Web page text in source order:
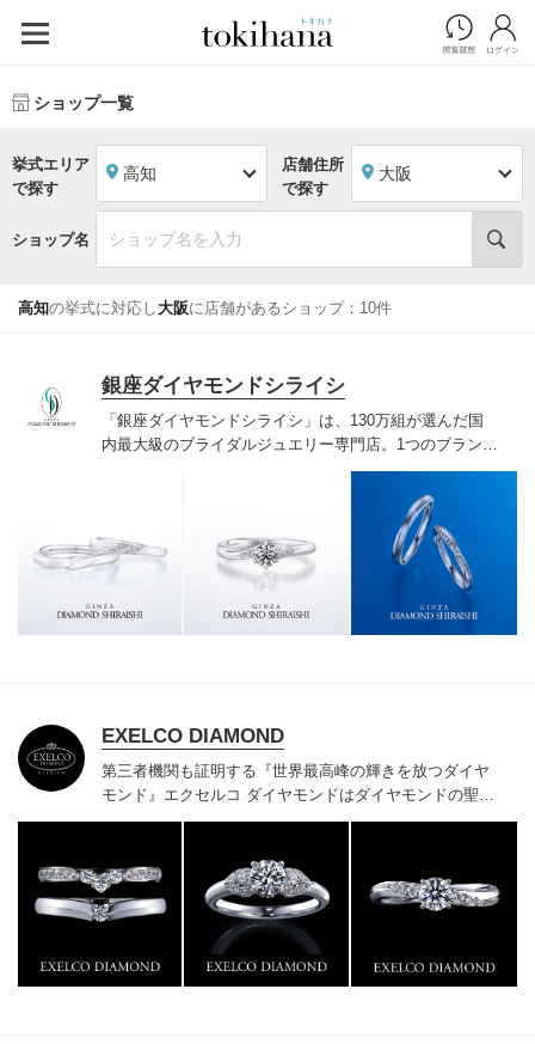
ショップ一覧
挙式エリア
で探す
高知
店舗住所
で探す
大阪
ショップ名
高知の挙式に対応し大阪に店舗があるショップ：10件
銀座ダイヤモンドシライシ
「銀座ダイヤモンドシライシ」は、130万組が選んだ国
内最大級のブライダルジュエリー専門店。1つのブランド
では国内最大級の700種類以上の豊富なデザインを取り
揃え、ふたりの「似合う」と「好き」を同時に叶えた満
足の選択ができる指輪をご提案しています。多くのお客
様にご満足いただけている、一生身に着けるための指輪
のクオリティや購入後のアフターサービスをぜひ一度店
頭でお確かめください。
EXELCO DIAMOND
第三者機関も証明する『世界最高峰の輝きを放つダイヤ
モンド』 エクセルコ ダイヤモンドはダイヤモンドの聖地
ベルギー発祥で200年以上の歴史がある真のカッターズ
門店としてリングのデザインや品質にもこだわっていま
す。おふたりに本物の輝きを一生身に着けていただきた
い想いで「ヴァージン・ダイヤモンド」「ハードプラチ
ナ」「保証内容」にこだわっています。